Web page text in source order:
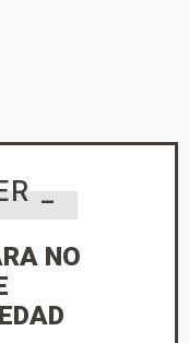
_
NO